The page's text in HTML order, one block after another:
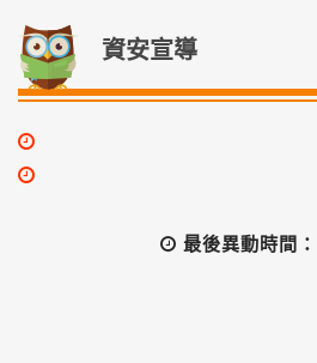
資安宣導
最後異動時間：